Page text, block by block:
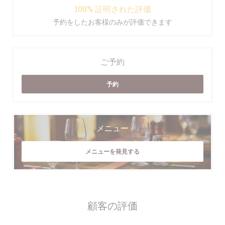
顧客の評価
100% 証明された評価
予約をしたお客様のみが評価できます
ご予約
予約
メニュー
メニューを発見する